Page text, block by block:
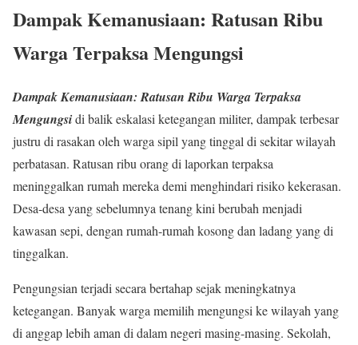
Dampak Kemanusiaan: Ratusan Ribu
Warga Terpaksa Mengungsi
Dampak Kemanusiaan: Ratusan Ribu Warga Terpaksa
Mengungsidi balik eskalasi ketegangan militer, dampak terbesar
justru di rasakan oleh warga sipil yang tinggal di sekitar wilayah
perbatasan. Ratusan ribu orang di laporkan terpaksa
meninggalkan rumah mereka demi menghindari risiko kekerasan.
Desa-desa yang sebelumnya tenang kini berubah menjadi
kawasan sepi, dengan rumah-rumah kosong dan ladang yang di
tinggalkan.
Pengungsian terjadi secara bertahap sejak meningkatnya
ketegangan. Banyak warga memilih mengungsi ke wilayah yang
di anggap lebih aman di dalam negeri masing-masing. Sekolah,